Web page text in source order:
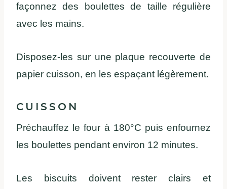
façonnez des boulettes de taille régulière
avec les mains.
Disposez-les sur une plaque recouverte de
papier cuisson, en les espaçant légèrement.
CUISSON
Préchauffez le four à 180°C puis enfournez
les boulettes pendant environ 12 minutes.
Les biscuits doivent rester clairs et